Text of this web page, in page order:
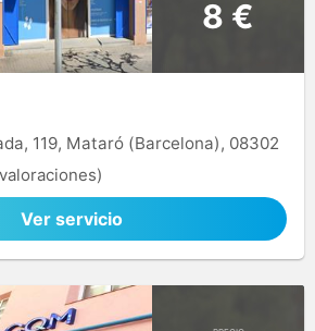
8 €
119, Mataró (Barcelona), 08302
Ver servicio